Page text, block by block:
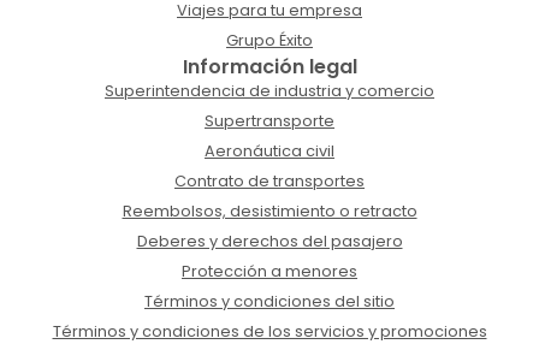
Viajes para tu empresa
Grupo Éxito
Información legal
Superintendencia de industria y comercio
Supertransporte
Aeronáutica civil
Contrato de transportes
Reembolsos, desistimiento o retracto
Deberes y derechos del pasajero
Protección a menores
Términos y condiciones del sitio
Términos y condiciones de los servicios y promociones